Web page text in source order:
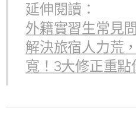
延伸閱讀：
外籍實習生常見
解決旅宿人力荒
寬！3大修正重